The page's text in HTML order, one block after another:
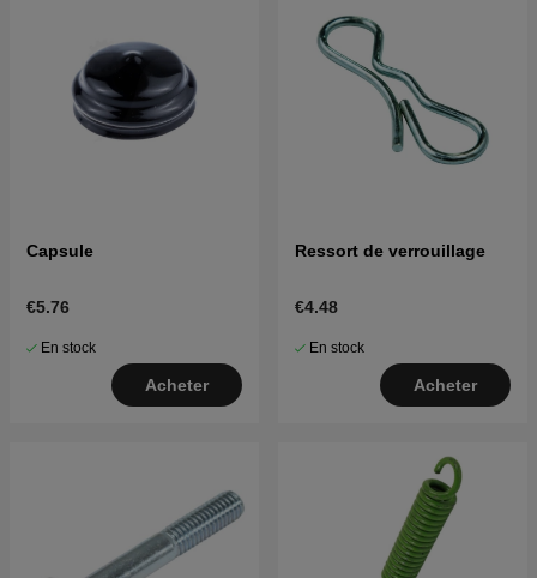
Capsule
€5.76
En stock
Acheter
Ressort de verrouillage
€4.48
En stock
Acheter